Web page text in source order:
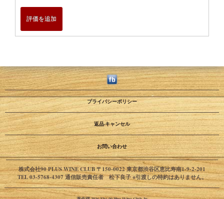
評価を追加
プライバシーポリシー
返品·キャンセル
お問い合わせ
株式会社90 PLUS WINE CLUB 〒150-0022 東京都渋谷区恵比寿南1-9-2-201
TEL 03-5768-4307 通信販売責任者 松下良子 ※引渡しの特約はありません。